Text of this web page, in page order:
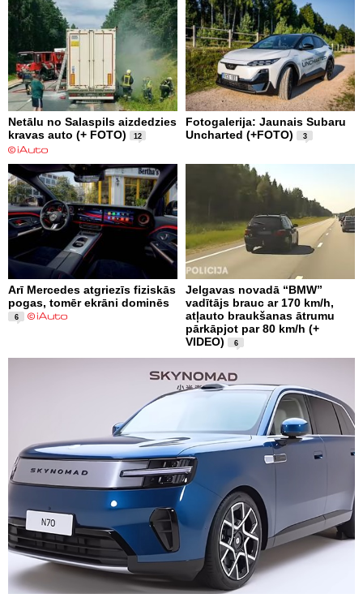
Netālu no Salaspils aizdedzies
kravas auto (+ FOTO)
12
Fotogalerija: Jaunais Subaru
Uncharted (+FOTO)
3
Arī Mercedes atgriezīs fiziskās
pogas, tomēr ekrāni dominēs
6
Jelgavas novadā “BMW”
vadītājs brauc ar 170 km/h,
atļauto braukšanas ātrumu
pārkāpjot par 80 km/h (+
VIDEO)
6